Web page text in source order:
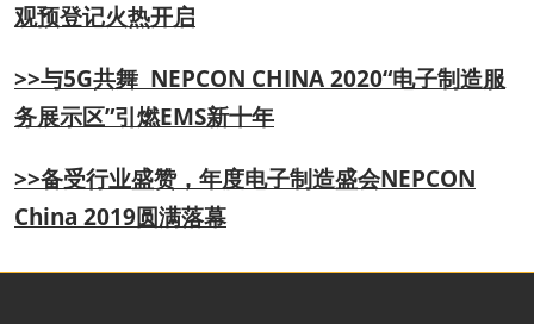
观预登记火热开启
>>与5G共舞 NEPCON CHINA 2020“电子制造服
务展示区”引燃EMS新十年
>>备受行业盛赞，年度电子制造盛会NEPCON
China 2019圆满落幕